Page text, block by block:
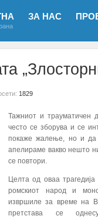
ЗА НАС
1829
Тажниот и трауматичен
често се зборува и се
покаже жалење, но и да
апелираме вакво нешто
се повтори.
Целта од оваа
ромскиот народ и
извршиле за време на
претстава се